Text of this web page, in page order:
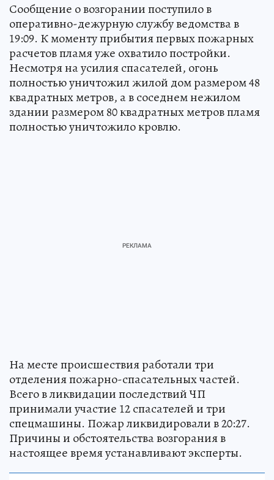
Сообщение о возгорании поступило в
оперативно-дежурную службу ведомства в
19:09. К моменту прибытия первых пожарных
расчетов пламя уже охватило постройки.
Несмотря на усилия спасателей, огонь
полностью уничтожил жилой дом размером 48
квадратных метров, а в соседнем нежилом
здании размером 80 квадратных метров пламя
полностью уничтожило кровлю.
На месте происшествия работали три
отделения пожарно-спасательных частей.
Всего в ликвидации последствий ЧП
принимали участие 12 спасателей и три
спецмашины. Пожар ликвидировали в 20:27.
Причины и обстоятельства возгорания в
настоящее время устанавливают эксперты.